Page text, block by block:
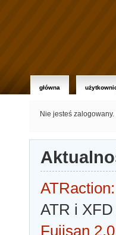
główna
Nie jesteś zalogowany.
ATR i
Fujisan